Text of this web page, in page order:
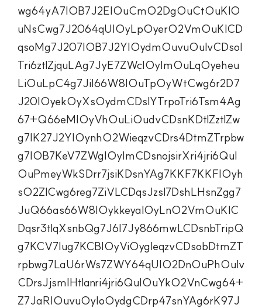
wg64yA7IOB7J2EIOuCmO2DgOuCtOuKlO
uNsCwg7J2064qUIOyLpOyerO2VmOuKlCD
qsoMg7J207IOB7J2YIOydmOuvuOulvCDsoI
Tri6ztlZjquLAg7JyE7ZWcIOyImOuLqOyeheu
LiOuLpC4g7JiI66W8IOuTpOyWtCwg6r2D7
J20IOyekOyXsOydmCDslYTrpoTri6Tsm4Ag
67+Q66eMIOyVhOuLiOudvCDsnKDtlZztlZw
g7IK27J2YIOynhO2WieqzvCDrs4DtmZTrpbw
g7IOB7KeV7ZWgIOyImCDsnojsirXri4jri6QuI
OuPmeyWkSDrr7jsiKDsnYAg7KKF7KKFIOyh
sO2ZlCwg6reg7ZiVLCDqsJzsl7DshLHsnZgg7
JuQ66as66W8IOykkeyalOyLnO2VmOuKlC
Dqsr3tlqXsnbQg7J6I7Jy866mwLCDsnbTripQ
g7KCV7Iug7KCBIOyViOygleqzvCDsobDtmZT
rpbwg7LaU6rWs7ZWY64qUIO2DnOuPhOulv
CDrsJjsmIHtlanri4jri6QuIOuYkO2VnCwg64+
Z7JaRIOuvuOyIoOydgCDrp47snYAg6rK97J